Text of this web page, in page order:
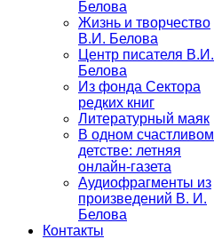
Белова
Жизнь и творчество
В.И. Белова
Центр писателя В.И.
Белова
Из фонда Сектора
редких книг
Литературный маяк
В одном счастливом
детстве: летняя
онлайн-газета
Аудиофрагменты из
произведений В. И.
Белова
Контакты